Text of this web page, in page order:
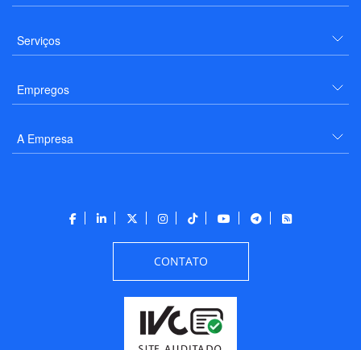
Serviços
Empregos
A Empresa
CONTATO